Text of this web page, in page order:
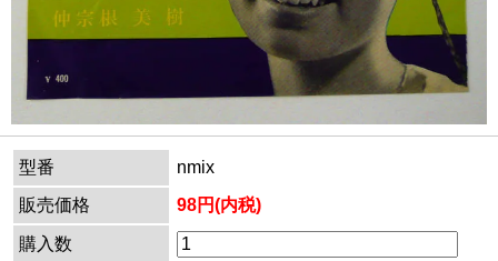
型番
nmix
販売価格
98円(内税)
購入数